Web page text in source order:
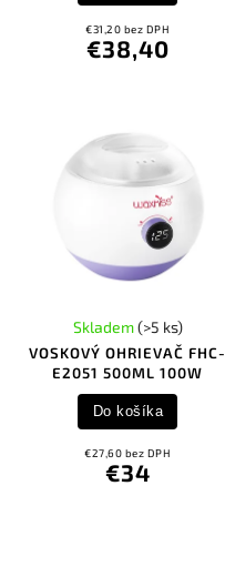
€31,20 bez DPH
€38,40
VOSKOVÝ OHRIEVAČ FHC-
E2051 500ML 100W
Skladem(>5 ks)
€27,60 bez DPH
€34
Do košíka